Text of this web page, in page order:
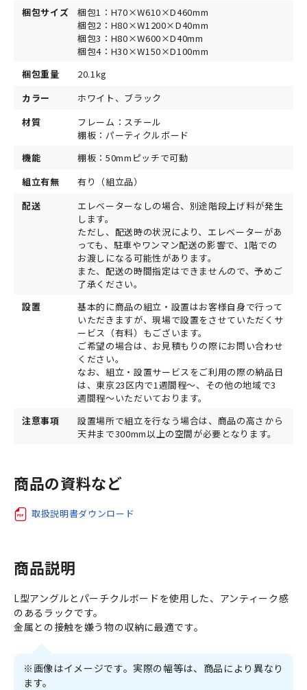
梱包サイズ
梱包1：H70×W610×D460mm
梱包2：H80×W1200×D40mm
梱包3：H80×W600×D40mm
梱包4：H30×W150×D100mm
梱包重量
20.1kg
カラー
ホワイト、ブラック
材質
フレーム：スチール
棚板：パーティクルボード
機能
棚板：50mmピッチで可動
組立有無
有り（組立品）
配送
エレベーターなしの場合、別途階段上げ料が発生
します。
ただし、配送時の状況により、エレベーターがあ
っても、駐車やワンマン配送の影響で、1階での
お渡しになる可能性があります。
また、配送の時間指定はできませんので、予めご
了承ください。
設置
基本的に商品の組立・設置はお客様自身で行って
いただきますが、現場で設置をさせていただくサ
ービス（有料）もございます。
ご希望の場合は、お見積もりの際にお問い合わせ
ください。
なお、組立・設置サービスをご利用の際の納品日
は、東京23区内で1週間程～、その他の地域で3
週間程～いただいております。
注意事項
設置場所で組立を行なう場合は、商品の高さから
天井まで300mm以上の空間が必要となります。
商品の資料など
取扱説明書ダウンロード
商品説明
L型アングルとパーチクルボードを使用した、アンティーク感
のあるラックです。
金属との接触を嫌う物の収納に最適です。
※画像はイメージです。実際の幅等は、商品により異なり
ます。